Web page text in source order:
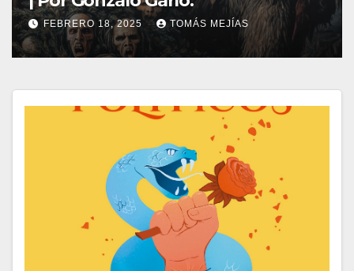
FEBRERO 18, 2025 TOMÁS MEJÍAS